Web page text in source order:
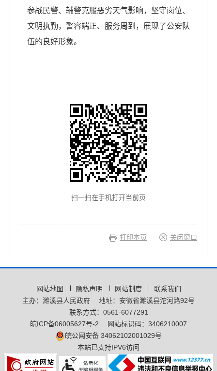
参战民警、辅警克服恶劣天气影响，坚守岗位、
文明执勤，警容端正、服务周到，展现了公安队
伍的良好形象。
扫一扫在手机打开当前页
打印本页 关闭窗口
网站地图 隐私声明 网站制度
联系我们
主办：濉溪县人民政府
地址：安徽省濉溪县沱河路92号
联系方式：0561-6077291
皖ICP备06005627号-2
网站标识码：3406210007
皖公网安备 34062102001029号
本站已支持IPV6访问